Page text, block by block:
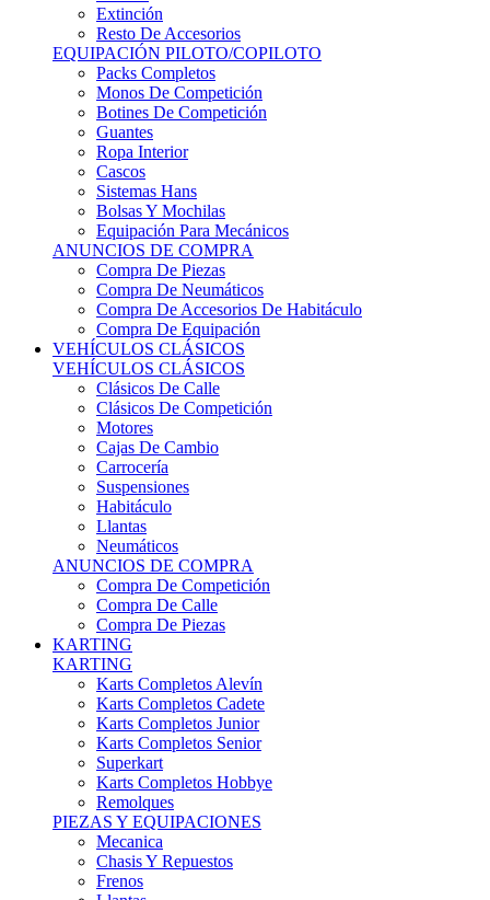
Resto De Accesorios
EQUIPACIÓN PILOTO/COPILOTO
Packs Completos
Monos De Competición
Botines De Competición
Guantes
Ropa Interior
Cascos
Sistemas Hans
Bolsas Y Mochilas
Equipación Para Mecánicos
ANUNCIOS DE COMPRA
Compra De Piezas
Compra De Neumáticos
Compra De Accesorios De Habitáculo
Compra De Equipación
VEHÍCULOS CLÁSICOS
VEHÍCULOS CLÁSICOS
Clásicos De Calle
Clásicos De Competición
Motores
Cajas De Cambio
Carrocería
Suspensiones
Habitáculo
Llantas
Neumáticos
ANUNCIOS DE COMPRA
Compra De Competición
Compra De Calle
Compra De Piezas
KARTING
KARTING
Karts Completos Alevín
Karts Completos Cadete
Karts Completos Junior
Karts Completos Senior
Superkart
Karts Completos Hobbye
Remolques
PIEZAS Y EQUIPACIONES
Mecanica
Chasis Y Repuestos
Frenos
Llantas
Neumáticos